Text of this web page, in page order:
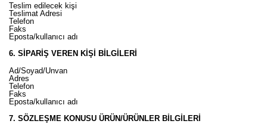
Teslim edilecek kişi
Teslimat Adresi
Telefon
Faks
Eposta/kullanıcı adı
6. SİPARİŞ VEREN KİŞİ BİLGİLERİ
Ad/Soyad/Unvan
Adres
Telefon
Faks
Eposta/kullanıcı adı
7. SÖZLEŞME KONUSU ÜRÜN/ÜRÜNLER BİLGİLERİ